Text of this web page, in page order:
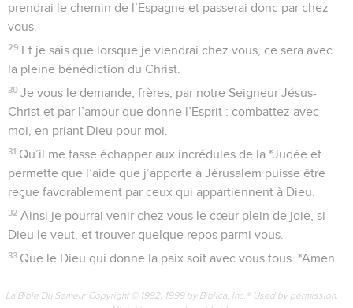
prendrai le chemin de l’Espagne et passerai donc par chez
vous.
29 Et je sais que lorsque je viendrai chez vous, ce sera avec
la pleine bénédiction du Christ.
30 Je vous le demande, frères, par notre Seigneur Jésus-
Christ et par l’amour que donne l’Esprit : combattez avec
moi, en priant Dieu pour moi.
31 Qu’il me fasse échapper aux incrédules de la *Judée et
permette que l’aide que j’apporte à Jérusalem puisse être
reçue favorablement par ceux qui appartiennent à Dieu.
32 Ainsi je pourrai venir chez vous le cœur plein de joie, si
Dieu le veut, et trouver quelque repos parmi vous.
33 Que le Dieu qui donne la paix soit avec vous tous. *Amen.
La Bible Du Semeur Copyright © 1992, 1999 by Biblica, Inc.® Used by permission.